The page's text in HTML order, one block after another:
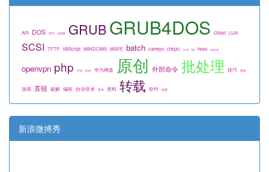
API DOS FFO GPXE GRUBGRUB4DOS Ghost LUA
SCSI TFTP VBScript WINDOWS WXPE batch cameyo chkpci curl fat hexo mssql
openvpn php vhd wee 华为网盘 原创 外部命令 批处理 技巧 模块
游戏 直链 破解 编程 自动登录 菜单 资料 转载 软件 链接
新浪微搏秀